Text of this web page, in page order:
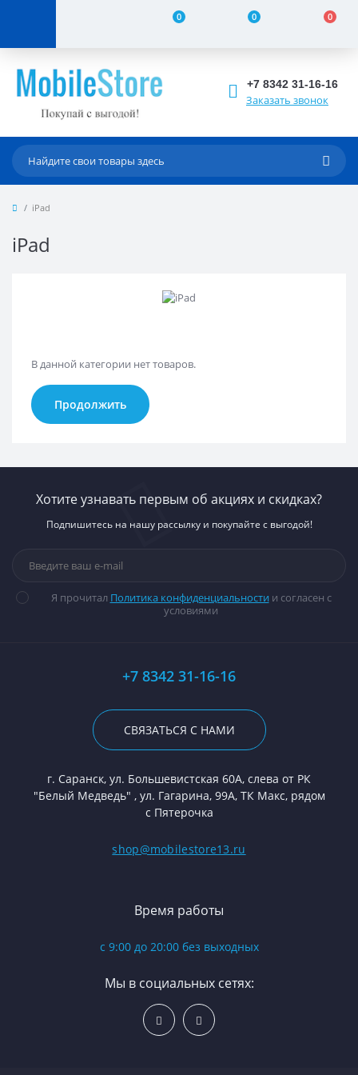
0 0 0
+7 8342 31-16-16
Заказать звонок
iPad
iPad
В данной категории нет товаров.
Продолжить
Хотите узнавать первым об акциях и скидках?
Подпишитесь на нашу рассылку и покупайте с выгодой!
Я прочитал Политика конфиденциальности и согласен с
условиями
+7 8342 31-16-16
СВЯЗАТЬСЯ С НАМИ
г. Саранск, ул. Большевистская 60А, слева от РК
"Белый Медведь" , ул. Гагарина, 99А, ТК Макс, рядом
с Пятерочка
shop@mobilestore13.ru
Время работы
с 9:00 до 20:00 без выходных
Мы в социальных сетях: